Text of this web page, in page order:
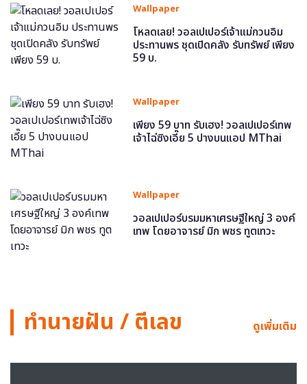
Wallpaper
โหลดเลย! วอลเปเปอร์เจ้าแม่กวนอิม
ประทานพร ชุดเปิดคลัง รับทรัพย์ เพียง
59 บ.
Wallpaper
เพียง 59 บาท รับเฮง! วอลเปเปอร์เทพ
เจ้าไฉ่ซิงเอี๊ย 5 ปางบนแอป MThai
Wallpaper
วอลเปเปอร์บรมมหาเศรษฐีใหญ่ 3 องค์
เทพ โดยอาจารย์ มิก พชร ทูตเทวะ
ทำนายฝัน / ตีเลข ดูเพิ่มเติม